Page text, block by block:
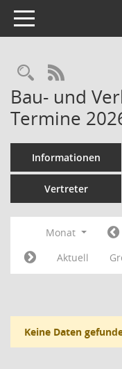
Toggle navigation
RSS-
Bau- und
Termine
Informationen
Vertreter
Monat
Aktuell
Keine Daten